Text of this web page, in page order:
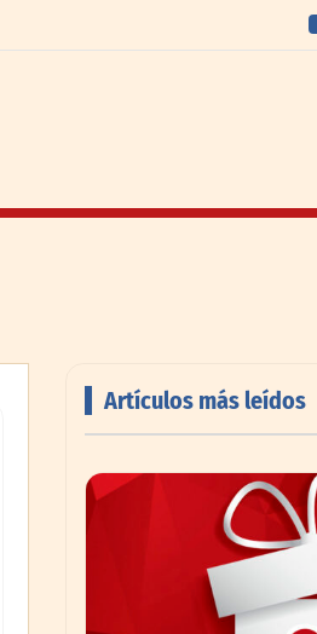
Artículos más leídos